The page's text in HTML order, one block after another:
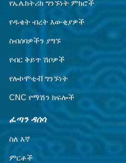
የኤሌክትሪክ ግንኙነት ምክሮች
የዱቄት ብረት እውቂያዎች
ስብሰባዎችን ያግኙ
የብር ቅይጥ ሽቦዎች
የሎኮሞቲቭ ግንኙነት
CNC የማሽን ክፍሎች
ፈጣን ዳሰሳ
ስለ እኛ
ምርቶች